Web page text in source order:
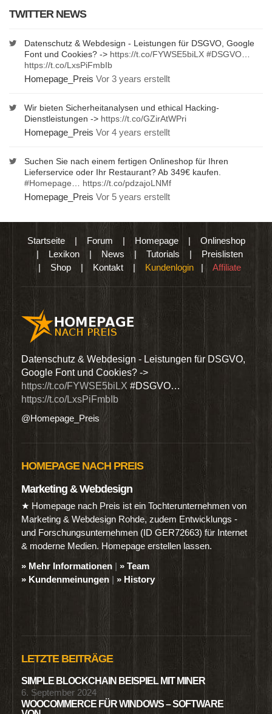
TWITTER NEWS
Datenschutz & Webdesign - Leistungen für DSGVO, Google
Font und Cookies? -> https://t.co/FYWSE5biLX #DSGVO
https://t.co/LxsPiFmbIb
Homepage_Preis Vor 3 years erstellt
Wir bieten Sicherheitanalysen und ethical Hacking-
Dienstleistungen -> https://t.co/GZirAtWPri
Homepage_Preis Vor 4 years erstellt
Suchen Sie nach einem fertigen Onlineshop für Ihren
Lieferservice oder Ihr Restaurant? Ab 349€ kaufen.
#Homepage
https://t.co/pdzajoLNMf
Homepage_Preis Vor 5 years erstellt
Startseite| Forum | Homepage| Onlineshop
| Lexikon |News | Tutorials | Preislisten
| Shop | Kontakt | Kundenlogin | Affiliate
Datenschutz & Webdesign - Leistungen für DSGVO,
Google Font und Cookies? ->
https://t.co/FYWSE5biLX #DSGVO…
https://t.co/LxsPiFmbIb
@Homepage_Preis
HOMEPAGE NACH PREIS
Marketing & Webdesign
★ Homepage nach Preis ist ein Tochterunternehmen von
Marketing & Webdesign Rohde, zudem Entwicklungs -
und Forschungsunternehmen (ID GER72663) für Internet
& moderne Medien. Homepage erstellen lassen.
» Mehr Informationen | » Team
» Kundenmeinungen | » History
LETZTE BEITRÄGE
SIMPLE BLOCKCHAIN BEISPIEL MIT MINER
6. September 2024
WOOCOMMERCE FÜR WINDOWS – SOFTWARE